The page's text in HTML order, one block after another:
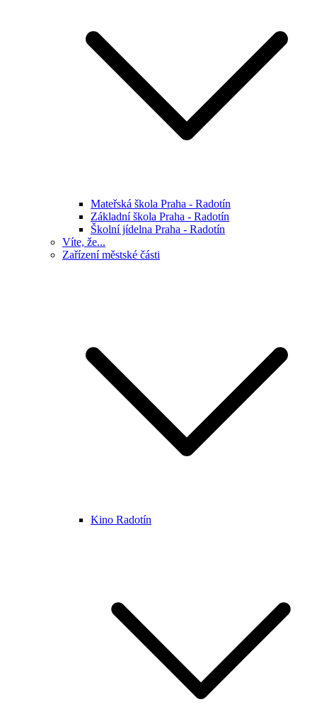
Mateřská škola Praha - Radotín
Základní škola Praha - Radotín
Školní jídelna Praha - Radotín
Víte, že...
Zařízení městské části
Kino Radotín